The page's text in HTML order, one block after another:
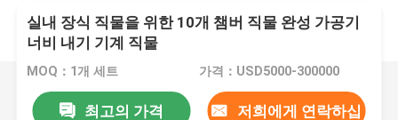
실내 장식 직물을 위한 10개 챔버 직물 완성 가공기
너비 내기 기계 직물
MOQ：1개 세트 가격：USD5000-300000
최고의 가격 저희에게 연락하십